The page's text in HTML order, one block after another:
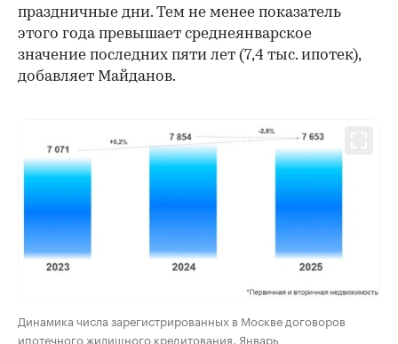
праздничные дни. Тем не менее показатель
этого года превышает среднеянварское
значение последних пяти лет (7,4 тыс. ипотек),
добавляет Майданов.
Динамика числа зарегистрированных в Москве договоров
ипотечного жилищного кредитования. Январь